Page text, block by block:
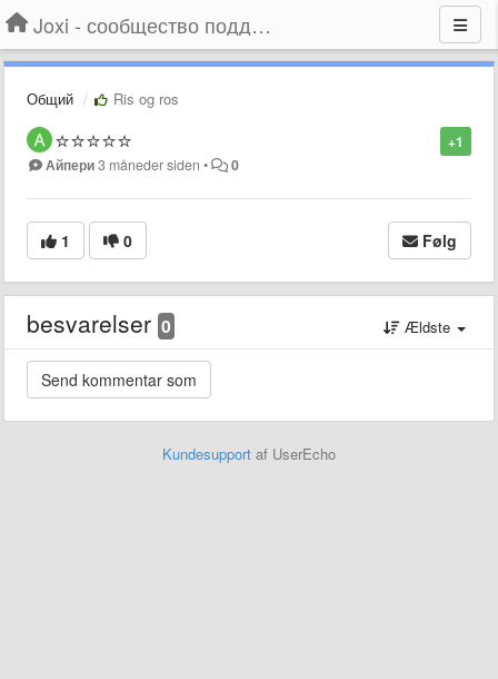
Joxi - сообщество поддержки
Общий Ris og ros
+1
⭐️⭐️⭐️⭐️⭐️
Айпери3 måneder siden • 0
1 0 Følg
besvarelser 0 Ældste
Kundesupport af UserEcho